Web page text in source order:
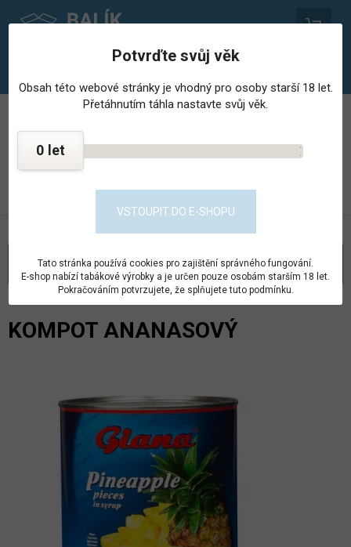
PROVOZOVNA STŘEDISKA HOSPODÁŘSKÉ ČINNNOSTI
KONTAKT
KATEGORIE
KOMPOT ANANASOVÝ
Potvrďte svůj věk
Obsah této webové stránky je vhodný pro osoby starší 18 let.
Přetáhnutím táhla nastavte svůj věk.
0
VSTOUPIT DO E-SHOPU
Tato stránka používá cookies pro zajištění správného fungování.
E-shop nabízí tabákové výrobky a je určen pouze osobám starším 18 let.
Pokračováním potvrzujete, že splňujete tuto podmínku.